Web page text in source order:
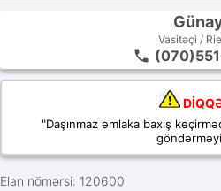
Vasitəçi /
"Daşınmaz əmlaka baxış
Elan nömərsi: 120600